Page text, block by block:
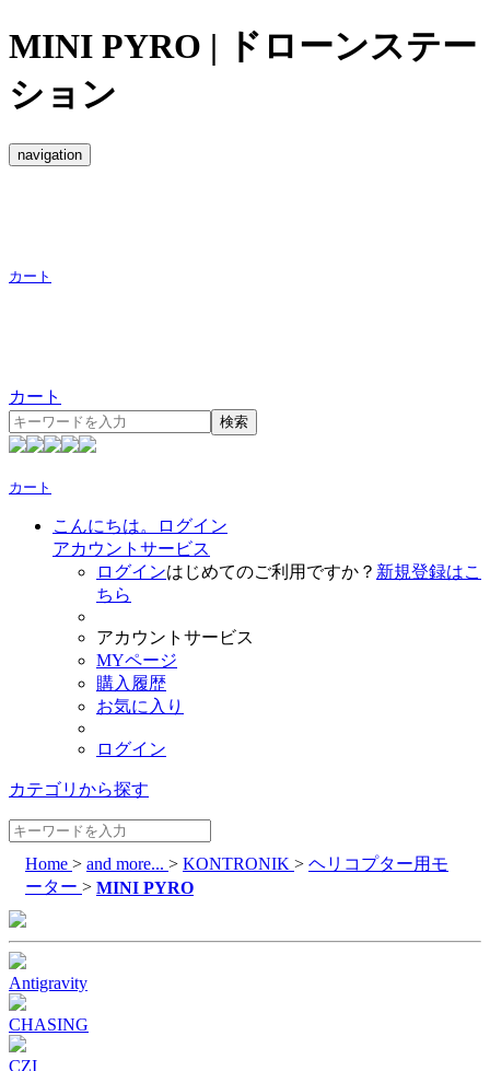
MINI PYRO | ドローンステー
ション
navigation
カート
カート
検索
カート
こんにちは。ログイン
アカウントサービス
ログインはじめてのご利用ですか？ 新規登録はこ
ちら
アカウントサービス
MYページ
購入履歴
お気に入り
ログイン
カテゴリから探す
Home > and more... > KONTRONIK > ヘリコプター用モ
ーター > MINI PYRO
Antigravity
CHASING
CZI